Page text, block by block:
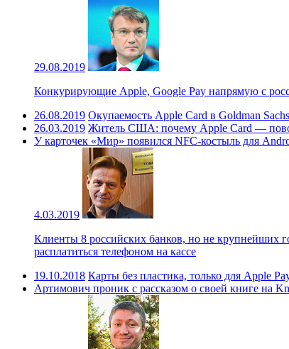
29.08.2019
Конкурирующие Apple, Google Pay напрямую с
26.08.2019 Окупаемость Apple Card в Goldman
26.03.2019 Житель США: почему Apple Card —
У карточек «Мир» появился NFC-костыль для
4.03.2019
Клиенты 8 российских банков, но не крупнейших
расплатиться телефоном на кассе
19.10.2018 Карты без пластика, только для Apple
Артимович проник с рассказом о своей книге на